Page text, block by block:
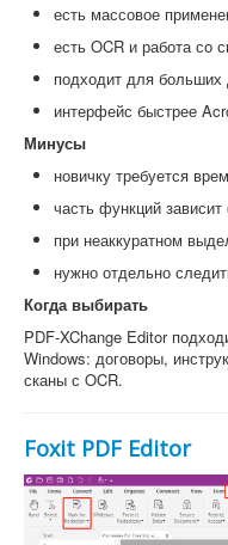
есть массовое
есть OCR и работа со
подходит для больших
интерфейс быстрее
Минусы
новичку требуется
часть функций
при неаккуратном
нужно отдельно
Когда выбирать
PDF-XChange Editor
Windows: договоры,
сканы с OCR.
Foxit PDF Editor